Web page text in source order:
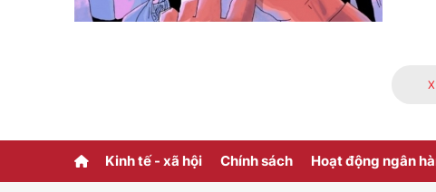
Kinh tế - xã hội Chính sách Hoạt động ngân